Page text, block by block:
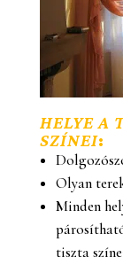
HELYE A
SZÍNEI:
Olyan
Minden
tiszta